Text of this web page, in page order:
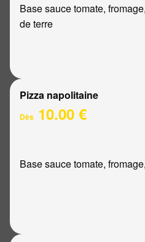
Base sauce tomate,
de terre
Pizza napolitaine
Dès 10.00 €
Base sauce tomate,